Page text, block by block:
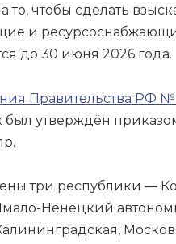
чтобы сделать
и
до 30 июня 2026 года.
Правительства РФ №
утверждён
три республики —
Ненецкий